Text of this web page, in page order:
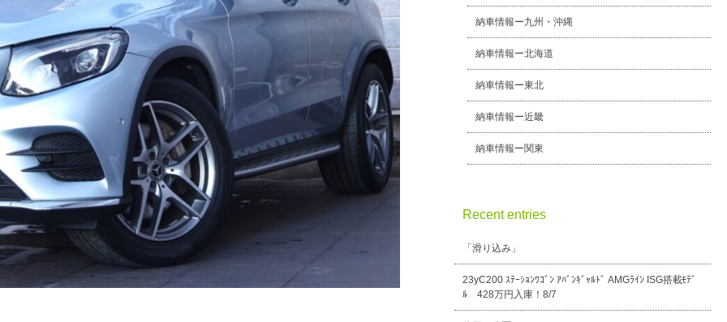
納車情報ー九州・沖縄
納車情報ー北海道
納車情報ー東北
納車情報ー近畿
納車情報ー関東
Recent entries
「滑り込み」
23yC200 ｽﾃｰｼｮﾝﾜｺﾞﾝ ｱﾊﾞﾝｷﾞｬﾙﾄﾞ AMGﾗｲﾝ ISG搭載ﾓﾃﾞ
ﾙ 428万円入庫！8/7